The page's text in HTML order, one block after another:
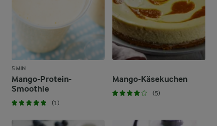
5 MIN.
Mango-Protein-
Smoothie
(1)
Mango-Käsekuchen
(5)